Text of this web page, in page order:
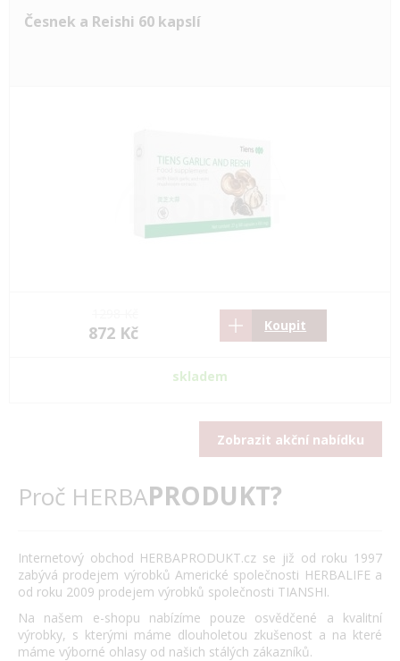
Česnek a Reishi 60 kapslí
872 Kč Koupit
skladem
Zobrazit akční nabídku
Proč HERBAPRODUKT?
Internetový obchod HERBAPRODUKT.cz se již od roku 1997
zabývá prodejem výrobků Americké společnosti HERBALIFE a
od roku 2009 prodejem výrobků společnosti TIANSHI.
Na našem e-shopu nabízíme pouze osvědčené a kvalitní
výrobky, s kterými máme dlouholetou zkušenost a na které
máme výborné ohlasy od našich stálých zákazníků.